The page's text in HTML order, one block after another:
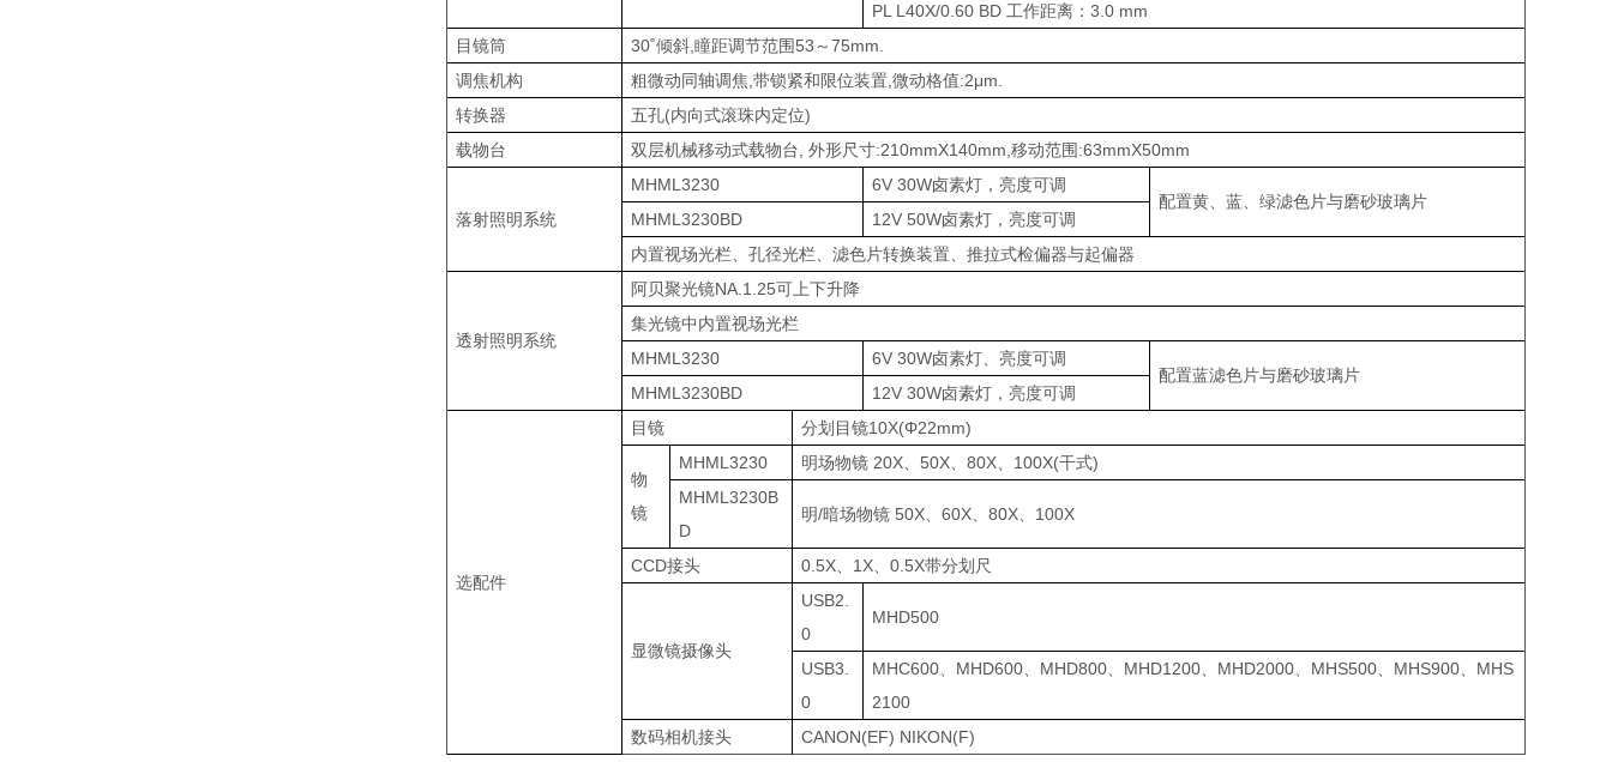
PL L40X/0.60 BD 工作距离：3.0 mm
目镜筒
30˚倾斜,瞳距调节范围53～75mm.
调焦机构
粗微动同轴调焦,带锁紧和限位装置,微动格值:2μm.
转换器
五孔(内向式滚珠内定位)
载物台
双层机械移动式载物台, 外形尺寸:210mmX140mm,移动范围:63mmX50mm
落射照明系统
MHML3230
6V 30W卤素灯，亮度可调
配置黄、蓝、绿滤色片与磨砂玻璃片
MHML3230BD
12V 50W卤素灯，亮度可调
内置视场光栏、孔径光栏、滤色片转换装置、推拉式检偏器与起偏器
透射照明系统
阿贝聚光镜NA.1.25可上下升降
集光镜中内置视场光栏
MHML3230
6V 30W卤素灯、亮度可调
配置蓝滤色片与磨砂玻璃片
MHML3230BD
12V 30W卤素灯，亮度可调
选配件
目镜 分划目镜10X(Φ22mm)
物
镜
MHML3230
明场物镜 20X、50X、80X、100X(干式)
MHML3230B
D
明/暗场物镜 50X、60X、80X、100X
CCD接头 0.5X、1X、0.5X带分划尺
显微镜摄像头
USB2.
0
MHD500
USB3.
0
MHC600、MHD600、MHD800、MHD1200、MHD2000、MHS500、MHS900、MHS
2100
数码相机接头
CANON(EF) NIKON(F)